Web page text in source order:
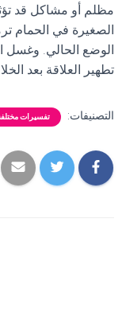
مظلم أو مشاكل قد
الصغيرة في الحمام
الوضع الحالي. وغسل
تطهير العلاقة بعد
التصنيفات: تفسيرات